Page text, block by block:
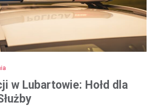
w Lubartowie: Hołd dla